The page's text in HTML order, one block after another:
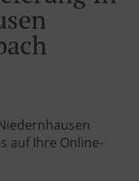
auf Ihre Online-